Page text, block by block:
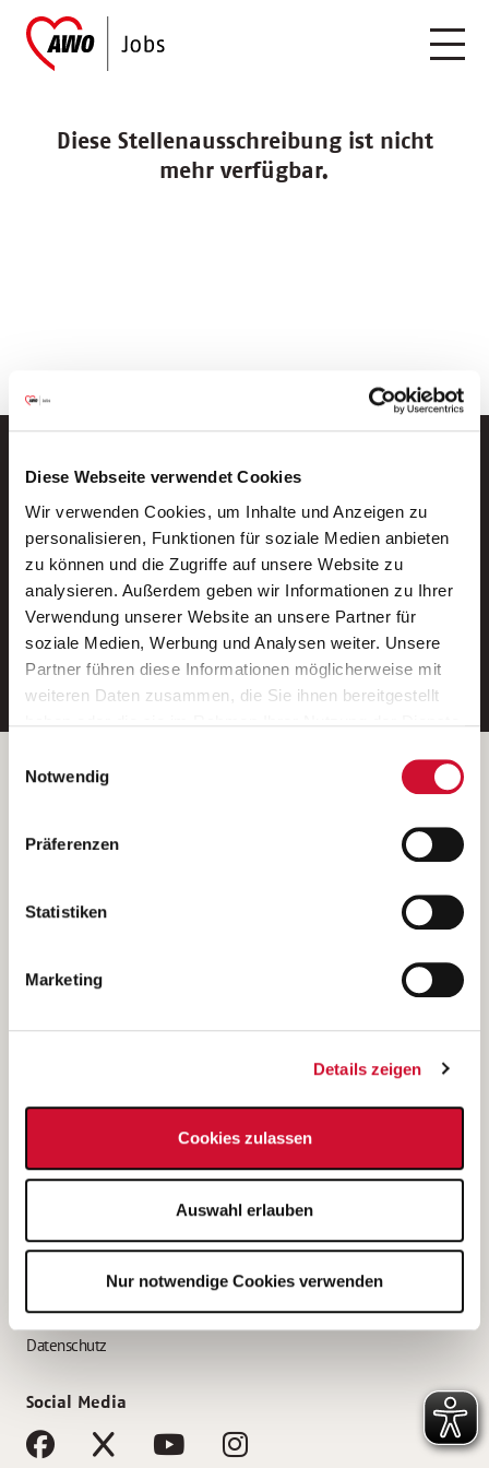
Diese Webseite verwendet Cookies
Wir verwenden Cookies, um Inhalte und Anzeigen zu
personalisieren, Funktionen für soziale Medien anbieten
zu können und die Zugriffe auf unsere Website zu
analysieren. Außerdem geben wir Informationen zu Ihrer
Verwendung unserer Website an unsere Partner für
soziale Medien, Werbung und Analysen weiter. Unsere
Partner führen diese Informationen möglicherweise mit
weiteren Daten zusammen, die Sie ihnen bereitgestellt
Wenn Sie auf „Cookies zulassen“ klicken, so stimmen
Sie der Speicherung sämtlicher Cookies zu. Sie können
Ihre Einwilligung selbstverständlich jederzeit widerrufen,
indem Sie die Cookie-Einstellungen aufrufen und diese
unsererDatenschutzerklärung
Notwendig
Präferenzen
Statistiken
Marketing
Details zeigen
Cookies zulassen
Auswahl erlauben
Nur notwendige Cookies verwenden
Diese Stellenausschreibung ist nicht
mehr verfügbar.
Neue Stellen per E-Mail.
Ein kostenloser Service von AWO
Jobs.
E-Mail-Adresse eintragen
Betreiber der Webseite
Kantstraße 45a
(Ein Tochterunternehmen des AWO Bezirksverbandes Unterfranken
e.V.)
Bewerbung als Altenpflegehelfer*in
Bewerbung als Erzieher*in
AWO Gliederungen nach Bundesland
Impressum
Datenschutz
Social Media